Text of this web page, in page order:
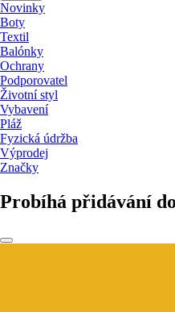
Novinky
Boty
Textil
Balónky
Ochrany
Podporovatel
Životní styl
Vybavení
Pláž
Fyzická údržba
Výprodej
Značky
Probíhá přidávání